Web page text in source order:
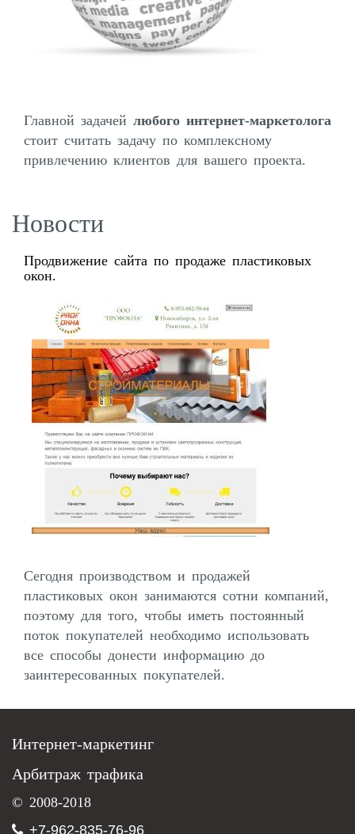
Главной задачей любого интернет-маркетолога
стоит считать задачу по комплексному
привлечению клиентов для вашего проекта.
Новости
Продвижение сайта по продаже пластиковых
окон.
Сегодня производством и продажей
пластиковых окон занимаются сотни компаний,
поэтому для того, чтобы иметь постоянный
поток покупателей необходимо использовать
все способы донести информацию до
заинтересованных покупателей.
Интернет-маркетинг
Арбитраж трафика
© 2008-2018
+7-962-835-76-96